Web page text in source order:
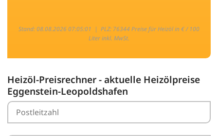
Stand: 08.08.2026 07:05:01 | PLZ: 76344 Preise für Heizöl in € / 100
Liter inkl. MwSt.
Heizöl-Preisrechner - aktuelle Heizölpreise
Eggenstein-Leopoldshafen